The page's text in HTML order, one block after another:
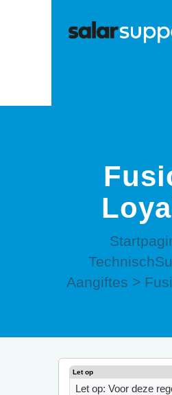
Aangiftes >
Let op: Voor deze